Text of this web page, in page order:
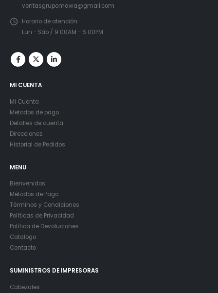
ventasgrupomawa@gmail.com
Horario de atención:
Lun - Sáb / 9:00AM - 6:00PM
MI CUENTA
Mi Cuenta
Metodos de pago
Detalles de cuenta
Direcciones
Historial de Pedidos
MENU
Bienvenidos
Métodos de Pago
Términos y Condiciones
Políticas de Privacidad
Política de Devoluciones
Catalogo
Contacto
SUMINISTROS DE IMPRESORAS
Cabezales